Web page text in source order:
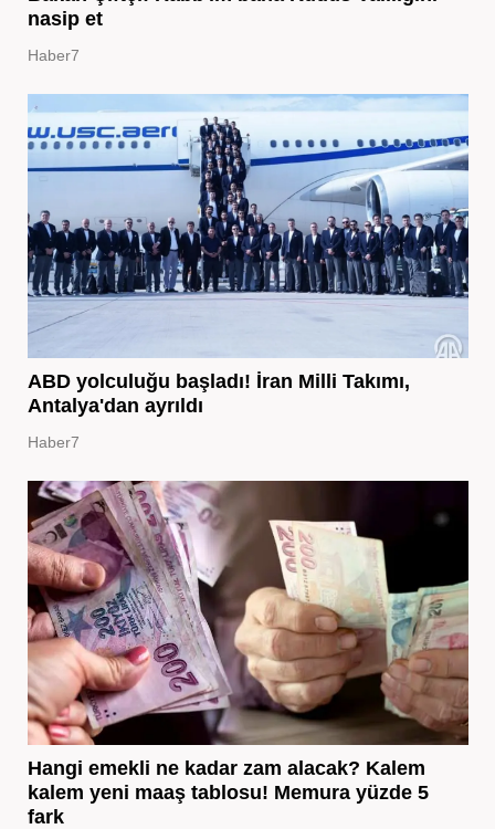
nasip et
Haber7
ABD yolculuğu başladı! İran Milli Takımı,
Antalya'dan ayrıldı
Haber7
Hangi emekli ne kadar zam alacak? Kalem
kalem yeni maaş tablosu! Memura yüzde 5
fark